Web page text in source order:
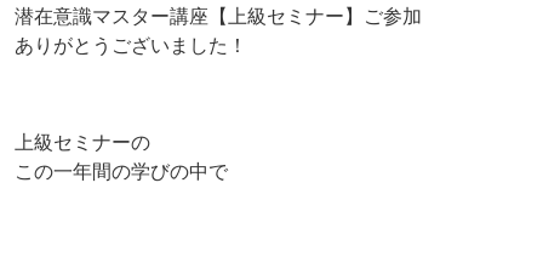
潜在意識マスター講座【上級セミナー】ご参加
ありがとうございました！
上級セミナーの
この一年間の学びの中で